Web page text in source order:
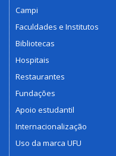
Campi
Faculdades e Institutos
Bibliotecas
Hospitais
Restaurantes
Fundações
Apoio estudantil
Internacionalização
Uso da marca UFU